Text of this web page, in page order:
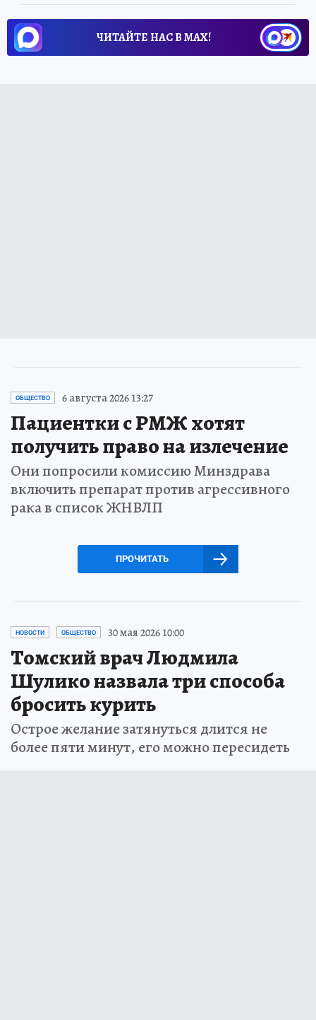
ЧИТАЙТЕ НАС В МАХ!
ОБЩЕСТВО 6 августа 2026 13:27
Пациентки с РМЖ хотят
получить право на излечение
Они попросили комиссию Минздрава
включить препарат против агрессивного
рака в список ЖНВЛП
ПРОЧИТАТЬ
НОВОСТИ ОБЩЕСТВО 30 мая 2026 10:00
Томский врач Людмила
Шулико назвала три способа
бросить курить
Острое желание затянуться длится не
более пяти минут, его можно пересидеть